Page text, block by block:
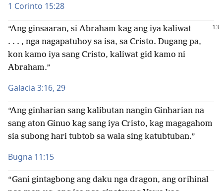
1 Corinto 15:28
“Ang ginsaaran, si Abraham kag ang iya kaliwat
. . . , nga nagapatuhoy sa isa, sa Cristo. Dugang pa,
kon kamo iya sang Cristo, kaliwat gid kamo ni
Abraham.”
Galacia 3:​16, 29
“Ang ginharian sang kalibutan nangin Ginharian na
sang aton Ginuo kag sang iya Cristo, kag magagahom
sia subong hari tubtob sa wala sing katubtuban.”
Bugna 11:15
“Gani gintagbong ang daku nga dragon, ang orihinal